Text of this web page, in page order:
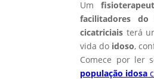
Um
facilitadores
cicatriciais terá
vida do idoso,
Comece por ler
população idosa